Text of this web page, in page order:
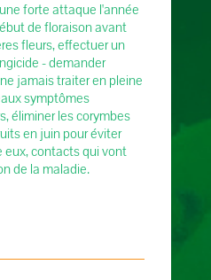
forte attaque l'année
de floraison avant
fleurs, effectuer un
- demander
jamais traiter en pleine
symptômes
éliminer les corymbes
en juin pour éviter
contacts qui vont
de la maladie.